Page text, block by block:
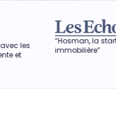
“Hosman, la start-up qui veut
immobilière”